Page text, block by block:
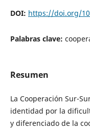
DOI: https://doi.org/
Palabras clave:
Resumen
La Cooperación Sur-
identidad por la
y diferenciado de la